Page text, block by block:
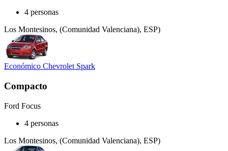
4 personas
Los Montesinos, (Comunidad Valenciana), ESP)
Económico Chevrolet Spark
Compacto
Ford Focus
4 personas
Los Montesinos, (Comunidad Valenciana), ESP)